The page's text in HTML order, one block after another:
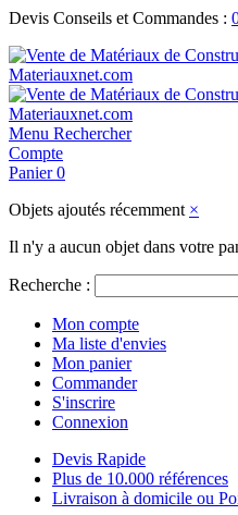
Devis Conseils et Commandes :
Menu Rechercher
Compte
Panier 0
Objets ajoutés récemment ×
Il n'y a aucun objet dans votre
Recherche :
Mon compte
Ma liste d'envies
Mon panier
Commander
S'inscrire
Connexion
Devis Rapide
Plus de 10.000 références
Livraison à domicile ou